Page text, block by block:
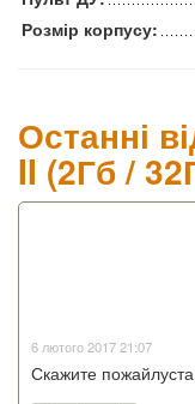
Розмір корпусу:
Останні
II (2Гб /
6 лютого 2017 21:07
Скажите